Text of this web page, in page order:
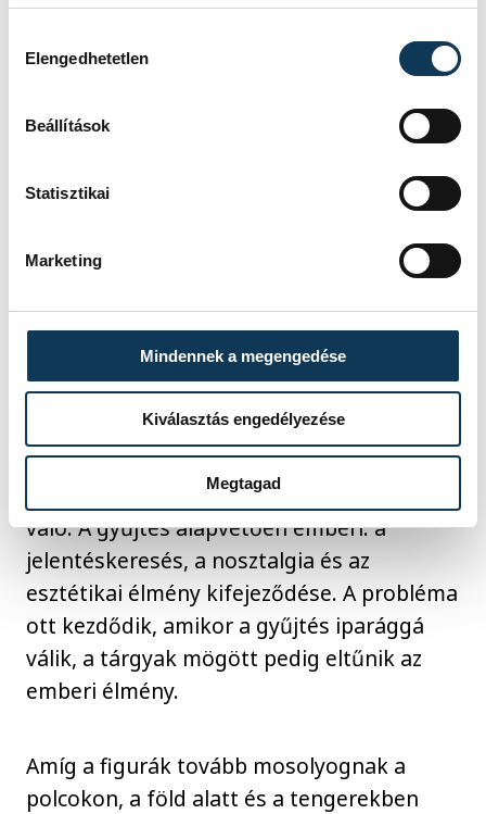
Elengedhetetlen
Beállítások
Statisztikai
Marketing
Mindennek a megengedése
Kiválasztás engedélyezése
Megtagad
figurákat, mások a virtuális térben hoznak
nélkül.
De a kérdés továbbra is ott lebeg: vajon a
összeegyeztethető? Vagy minden új doboz
bolygó türelmét?
A műanyag álom vége
A Labubu-láz önmagában nem ördögtől
való. A gyűjtés alapvetően emberi: a
jelentéskeresés, a nosztalgia és az
esztétikai élmény kifejeződése. A probléma
ott kezdődik, amikor a gyűjtés iparággá
válik, a tárgyak mögött pedig eltűnik az
emberi élmény.
Amíg a figurák tovább mosolyognak a
polcokon, a föld alatt és a tengerekben